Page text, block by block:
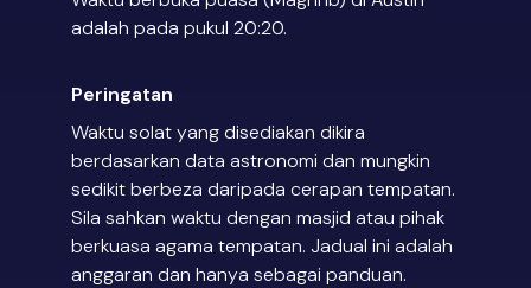
adalah pada pukul 20:20.
Peringatan
Waktu solat yang disediakan dikira
berdasarkan data astronomi dan mungkin
sedikit berbeza daripada cerapan tempatan.
Sila sahkan waktu dengan masjid atau pihak
berkuasa agama tempatan. Jadual ini adalah
anggaran dan hanya sebagai panduan.